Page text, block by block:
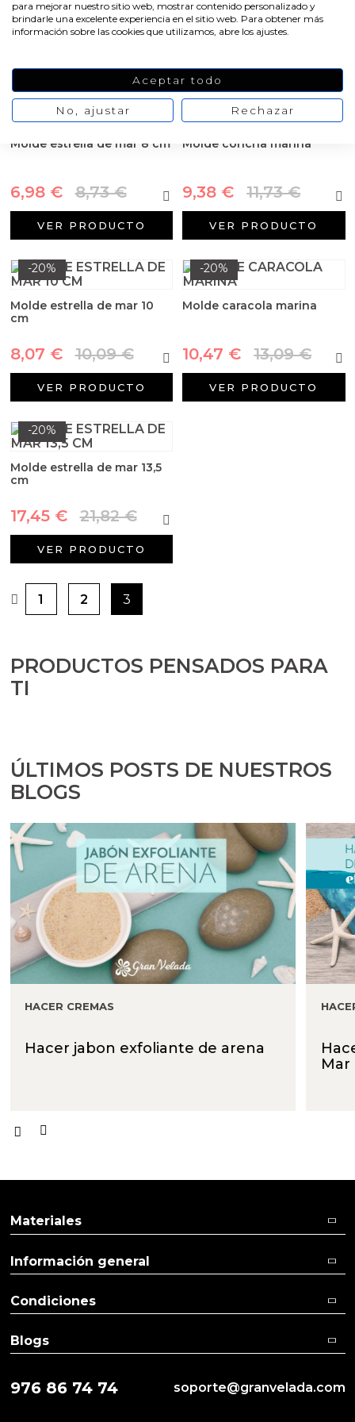
16,09 € VER PRODUCTO
Molde estrella de mar 8 cm
6,98 € 8,73 €
VER PRODUCTO
Molde concha marina
9,38 € 11,73 €
VER PRODUCTO
-20%
Molde estrella de mar 10
cm
8,07 € 10,09 €
VER PRODUCTO
-20%
Molde caracola marina
10,47 € 13,09 €
VER PRODUCTO
-20%
Molde estrella de mar 13,5
cm
17,45 € 21,82 €
VER PRODUCTO
1 2 3
PRODUCTOS PENSADOS PARA
TI
ÚLTIMOS POSTS DE NUESTROS
BLOGS
HACER CREMAS
Hacer jabon exfoliante de arena
Mar
976 86 74 74 soporte@granvelada.com
Materiales
Información general
Condiciones
Blogs
Aditivos para jabón y Cosmética
Libros y revistas diy
Materiales para detalles hechos a mano
Huerto ecologico
Cosmética coreana K-Beauty
Arenas de colores
Aceites y Mantecas
Aceites Esenciales
para mejorar nuestro sitio web, mostrar contenido personalizado y
brindarle una excelente experiencia en el sitio web. Para obtener más
información sobre las cookies que utilizamos, abre los ajustes.
Aceptar todo
No, ajustar Rechazar